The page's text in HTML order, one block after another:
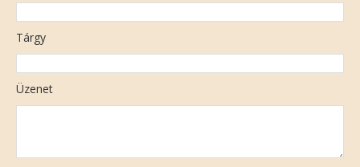
Tárgy
Üzenet